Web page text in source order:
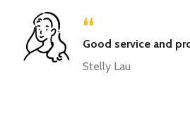
“
Good service and
Stelly Lau